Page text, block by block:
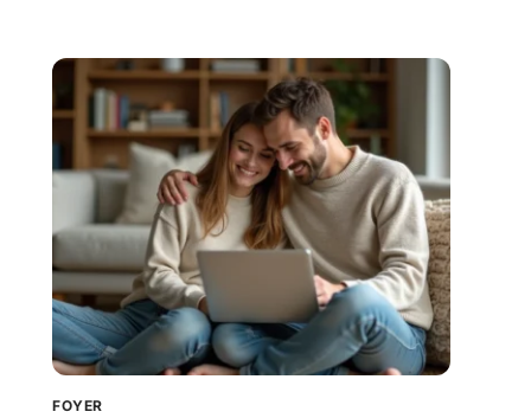
FOYER